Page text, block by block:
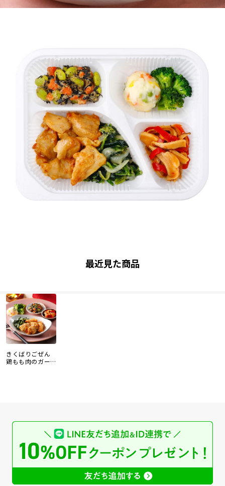
最近見た商品
きくばりごぜん
鶏もも肉のガー